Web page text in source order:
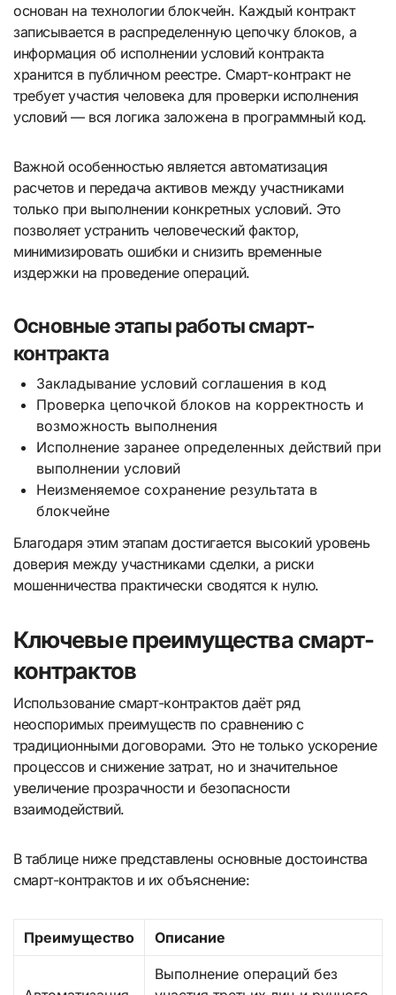
основан на технологии блокчейн. Каждый контракт
записывается в распределенную цепочку блоков, а
информация об исполнении условий контракта
хранится в публичном реестре. Смарт-контракт не
требует участия человека для проверки исполнения
условий — вся логика заложена в программный код.
Важной особенностью является автоматизация
расчетов и передача активов между участниками
только при выполнении конкретных условий. Это
позволяет устранить человеческий фактор,
минимизировать ошибки и снизить временные
издержки на проведение операций.
Основные этапы работы смарт-
контракта
Закладывание условий соглашения в код
Проверка цепочкой блоков на корректность и
возможность выполнения
Исполнение заранее определенных действий при
выполнении условий
Неизменяемое сохранение результата в
блокчейне
Благодаря этим этапам достигается высокий уровень
доверия между участниками сделки, а риски
мошенничества практически сводятся к нулю.
Ключевые преимущества смарт-
контрактов
Использование смарт-контрактов даёт ряд
неоспоримых преимуществ по сравнению с
традиционными договорами. Это не только ускорение
процессов и снижение затрат, но и значительное
увеличение прозрачности и безопасности
взаимодействий.
В таблице ниже представлены основные достоинства
смарт-контрактов и их объяснение:
Преимущество Описание
Выполнение операций без